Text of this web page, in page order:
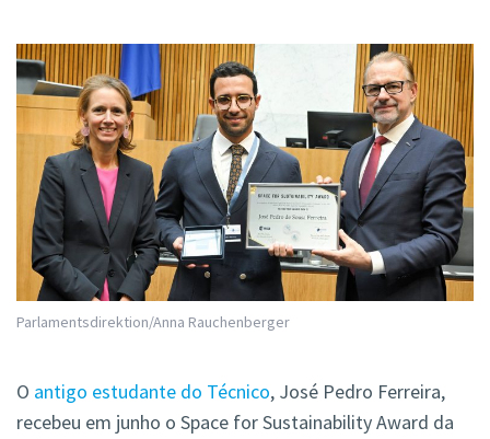
Parlamentsdirektion/Anna Rauchenberger
O antigo estudante do Técnico, José Pedro Ferreira,
recebeu em junho o Space for Sustainability Award da